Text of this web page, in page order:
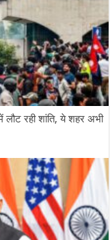
लौट रही शांति, ये शहर अभी